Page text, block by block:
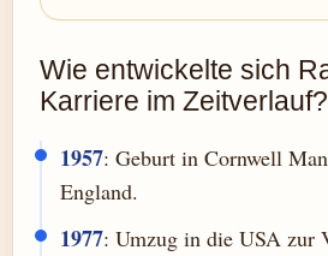
Wie entwickelte sich
Karriere im Zeitverlauf?
1957: Geburt in Cornwell
England.
1977: Umzug in die USA zur